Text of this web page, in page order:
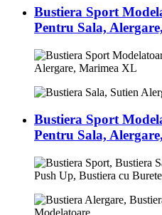
Bustiera Sport
Pentru Sala,
Bustiera Sport
Pentru Sala,